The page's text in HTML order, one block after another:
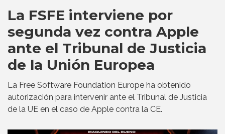
La FSFE interviene por
segunda vez contra Apple
ante el Tribunal de Justicia
de la Unión Europea
La Free Software Foundation Europe ha obtenido
autorización para intervenir ante el Tribunal de Justicia
de la UE en el caso de Apple contra la CE.